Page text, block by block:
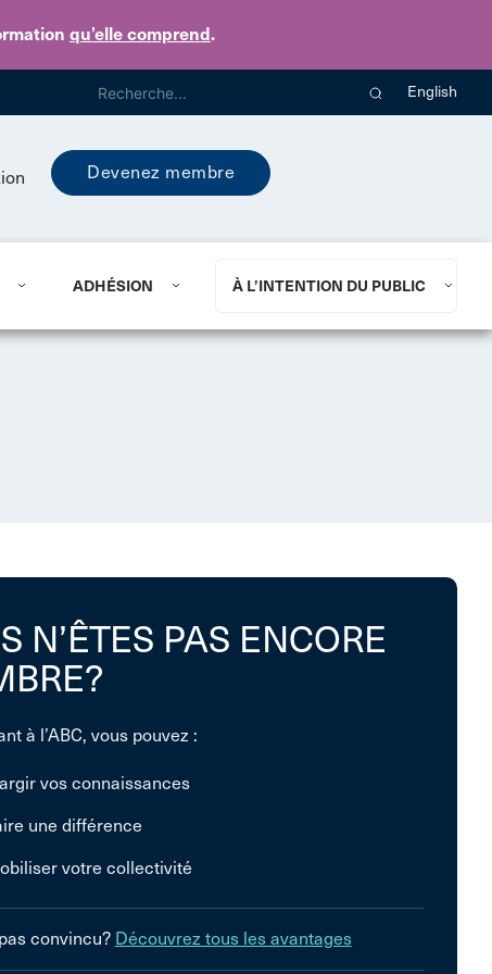
qu’elle comprend.
English
Devenez membre
ADHÉSION À L’INTENTION DU PUBLIC
N’ÊTES PAS ENCORE
à l’ABC, vous pouvez :
vos connaissances
une différence
votre collectivité
convincu? Découvrez tous les avantages